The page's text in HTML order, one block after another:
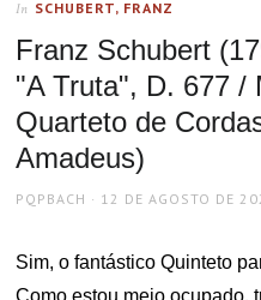
In SCHUBERT, FRANZ
Franz Schubert
"A Truta", D. 677 /
Quarteto de
Amadeus)
AUTHOR
PQPBACH
POSTED
12 DE AGOSTO DE
Sim, o fantástico Quinteto
Como estou meio ocupado,